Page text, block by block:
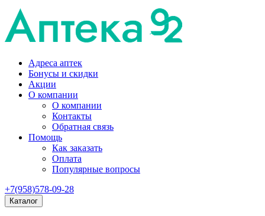
Адреса аптек
Бонусы и скидки
Акции
О компании
О компании
Контакты
Обратная связь
Помощь
Как заказать
Оплата
Популярные вопросы
+7(958)578-09-28
Каталог